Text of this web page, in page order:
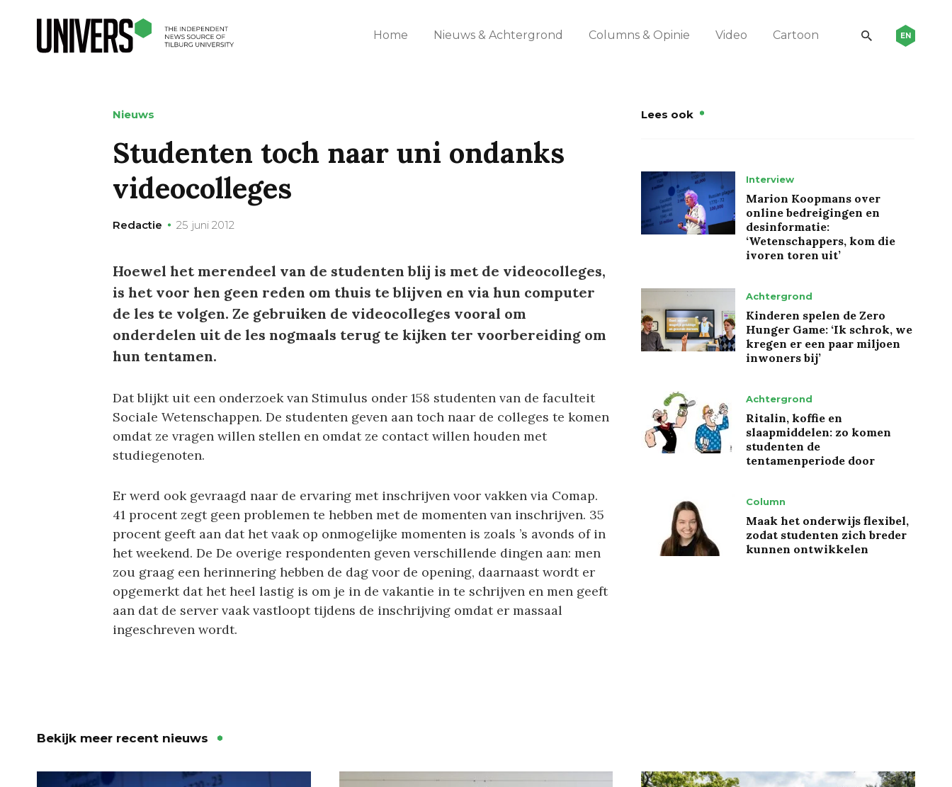
Home Nieuws & Achtergrond Columns & Opinie Video Cartoon EN
Nieuws
Studenten toch naar uni ondanks
videocolleges
Redactie 25 juni 2012
Hoewel het merendeel van de studenten blij is met de videocolleges,
is het voor hen geen reden om thuis te blijven en via hun computer
de les te volgen. Ze gebruiken de videocolleges vooral om
onderdelen uit de les nogmaals terug te kijken ter voorbereiding om
hun tentamen.
Dat blijkt uit een onderzoek van Stimulus onder 158 studenten van de faculteit
Sociale Wetenschappen. De studenten geven aan toch naar de colleges te komen
omdat ze vragen willen stellen en omdat ze contact willen houden met
studiegenoten.
Er werd ook gevraagd naar de ervaring met inschrijven voor vakken via Comap.
41 procent zegt geen problemen te hebben met de momenten van inschrijven. 35
procent geeft aan dat het vaak op onmogelijke momenten is zoals ’s avonds of in
het weekend. De De overige respondenten geven verschillende dingen aan: men
zou graag een herinnering hebben de dag voor de opening, daarnaast wordt er
opgemerkt dat het heel lastig is om je in de vakantie in te schrijven en men geeft
aan dat de server vaak vastloopt tijdens de inschrijving omdat er massaal
ingeschreven wordt.
Lees ook
Interview
Marion Koopmans over
online bedreigingen en
desinformatie:
‘Wetenschappers, kom die
ivoren toren uit’
Achtergrond
Kinderen spelen de Zero
Hunger Game: ‘Ik schrok, we
kregen er een paar miljoen
inwoners bij’
Achtergrond
Ritalin, koffie en
slaapmiddelen: zo komen
studenten de
tentamenperiode door
Column
Maak het onderwijs flexibel,
zodat studenten zich breder
kunnen ontwikkelen
Bekijk meer recent nieuws